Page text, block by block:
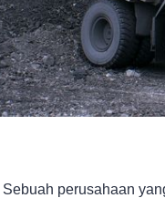
Sebuah perusahaan